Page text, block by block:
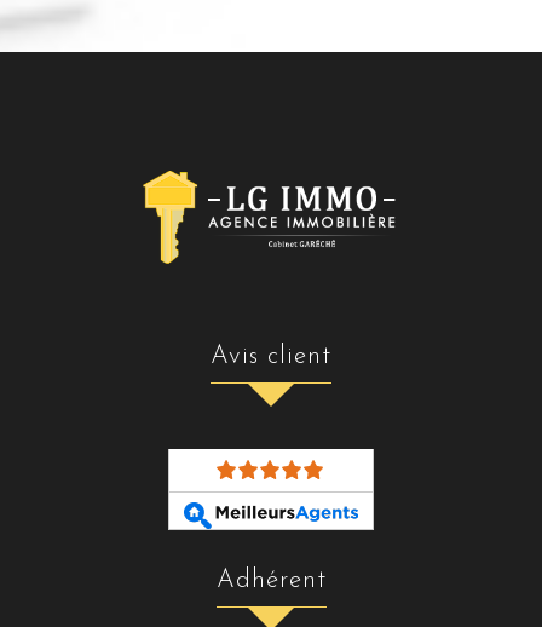
avis client
adhérent